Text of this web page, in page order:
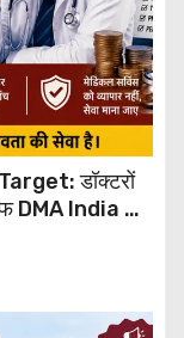
डॉक्टरों
DMA India का